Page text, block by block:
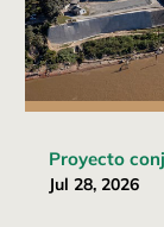
Proyecto
Jul 28, 2026